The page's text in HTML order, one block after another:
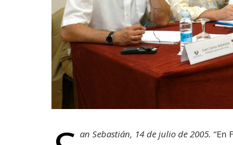
an Sebastián, 14 de julio de 2005. “En